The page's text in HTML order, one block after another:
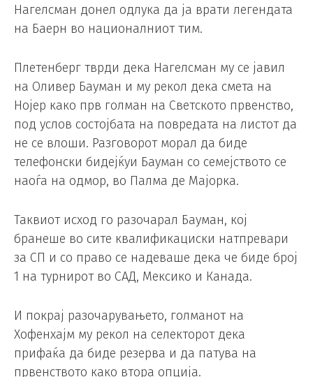
Нагелсман донел одлука да ја врати легендата
на Баерн во националниот тим.
Плетенберг тврди дека Нагелсман му се јавил
на Оливер Бауман и му рекол дека смета на
Нојер како прв голман на Светското првенство,
под услов состојбата на повредата на листот да
не се влоши. Разговорот морал да биде
телефонски бидејќуи Бауман со семејството се
наоѓа на одмор, во Палма де Мајорка.
Таквиот исход го разочарал Бауман, кој
бранеше во сите квалификациски натпревари
за СП и со право се надеваше дека че биде број
1 на турнирот во САД, Мексико и Канада.
И покрај разочарувањето, голманот на
Хофенхајм му рекол на селекторот дека
прифаќа да биде резерва и да патува на
првенството како втора опција.